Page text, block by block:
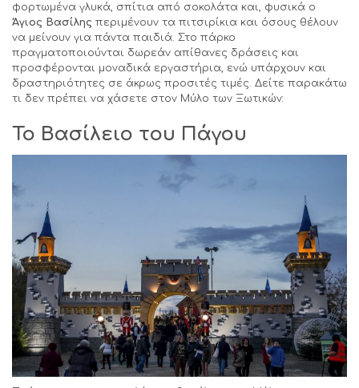
φορτωμένα γλυκά, σπίτια από σοκολάτα και, φυσικά ο
Άγιος Βασίλης περιμένουν τα πιτσιρίκια και όσους θέλουν
να μείνουν για πάντα παιδιά. Στο πάρκο
πραγματοποιούνται δωρεάν απίθανες δράσεις και
προσφέρονται μοναδικά εργαστήρια, ενώ υπάρχουν και
δραστηριότητες σε άκρως προσιτές τιμές. Δείτε παρακάτω
τι δεν πρέπει να χάσετε στον Μύλο των Ξωτικών:
Το Βασίλειο του Πάγου